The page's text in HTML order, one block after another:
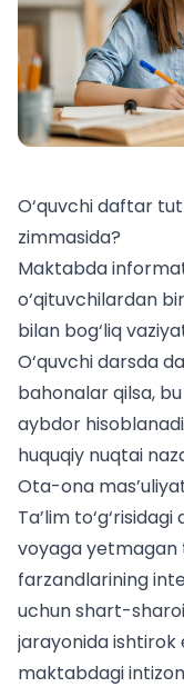
O‘quvchi daftar
zimmasida?
Maktabda
o‘qituvchilardan
bilan bog‘liq
O‘quvchi darsda
bahonalar qilsa,
aybdor
huquqiy nuqtai
Ota-ona
Ta’lim
voyaga yetmagan
farzandlarining
uchun shart-
jarayonida ishtirok
maktabdagi